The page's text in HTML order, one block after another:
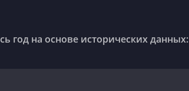
год на основе исторических данных: